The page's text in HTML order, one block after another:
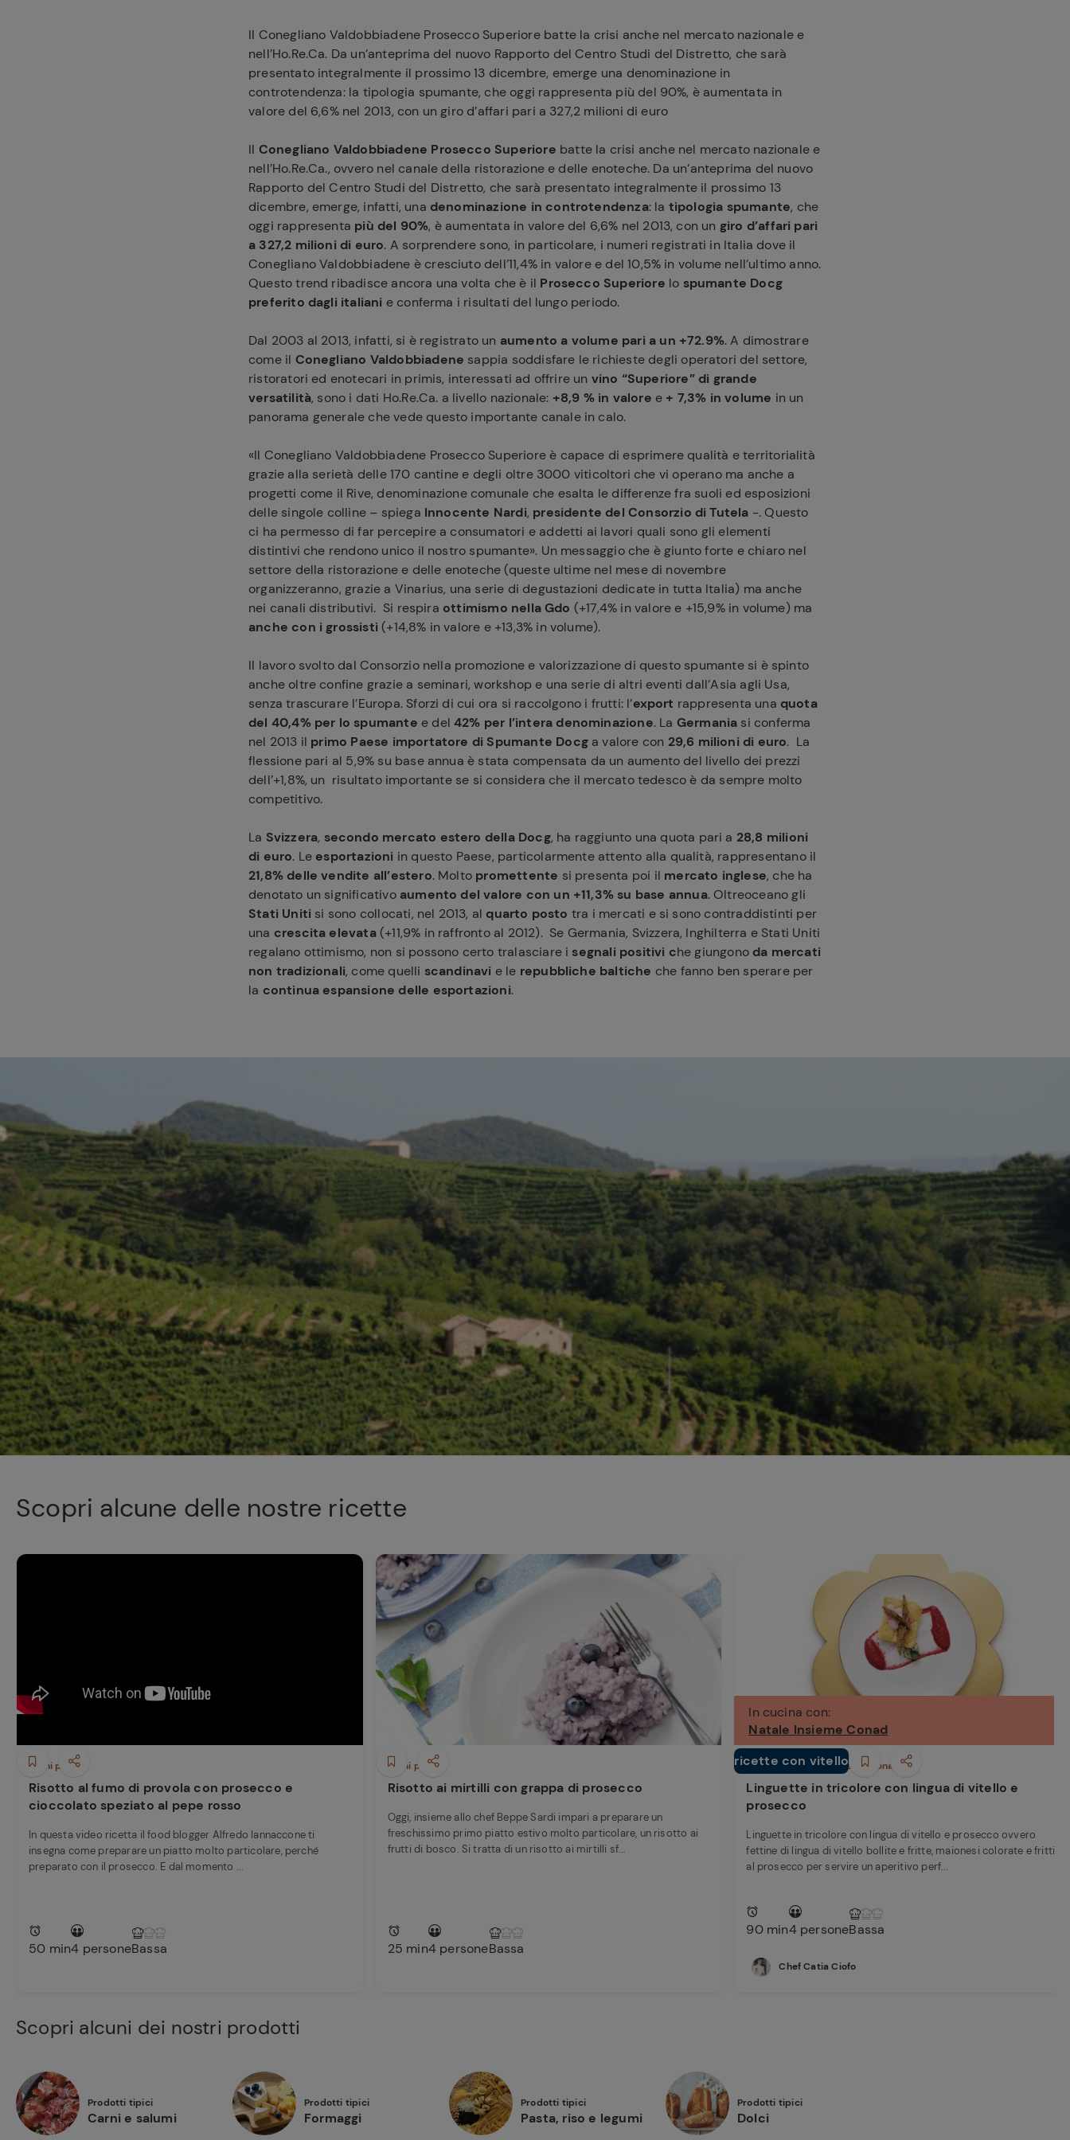
Il Conegliano Valdobbiadene Prosecco Superiore batte la crisi anche nel mercato nazionale e
nell’Ho.Re.Ca. Da un’anteprima del nuovo Rapporto del Centro Studi del Distretto, che sarà
presentato integralmente il prossimo 13 dicembre, emerge una denominazione in
controtendenza: la tipologia spumante, che oggi rappresenta più del 90%, è aumentata in
valore del 6,6% nel 2013, con un giro d’affari pari a 327,2 milioni di euro
Il Conegliano Valdobbiadene Prosecco Superiore batte la crisi anche nel mercato nazionale e
nell’Ho.Re.Ca., ovvero nel canale della ristorazione e delle enoteche. Da un’anteprima del nuovo
Rapporto del Centro Studi del Distretto, che sarà presentato integralmente il prossimo 13
dicembre, emerge, infatti, una denominazione in controtendenza: la tipologia spumante, che
oggi rappresenta più del 90%, è aumentata in valore del 6,6% nel 2013, con un giro d’affari pari
a 327,2 milioni di euro. A sorprendere sono, in particolare, i numeri registrati in Italia dove il
Conegliano Valdobbiadene è cresciuto dell’11,4% in valore e del 10,5% in volume nell’ultimo anno.
Questo trend ribadisce ancora una volta che è il Prosecco Superiore lo spumante Docg
preferito dagli italiani e conferma i risultati del lungo periodo.
Dal 2003 al 2013, infatti, si è registrato un aumento a volume pari a un +72.9%. A dimostrare
come il Conegliano Valdobbiadene sappia soddisfare le richieste degli operatori del settore,
ristoratori ed enotecari in primis, interessati ad offrire un vino “Superiore” di grande
versatilità, sono i dati Ho.Re.Ca. a livello nazionale: +8,9 % in valore e + 7,3% in volume in un
panorama generale che vede questo importante canale in calo.
«Il Conegliano Valdobbiadene Prosecco Superiore è capace di esprimere qualità e territorialità
grazie alla serietà delle 170 cantine e degli oltre 3000 viticoltori che vi operano ma anche a
progetti come il Rive, denominazione comunale che esalta le differenze fra suoli ed esposizioni
delle singole colline – spiega Innocente Nardi, presidente del Consorzio di Tutela -. Questo
ci ha permesso di far percepire a consumatori e addetti ai lavori quali sono gli elementi
distintivi che rendono unico il nostro spumante». Un messaggio che è giunto forte e chiaro nel
settore della ristorazione e delle enoteche (queste ultime nel mese di novembre
organizzeranno, grazie a Vinarius, una serie di degustazioni dedicate in tutta Italia) ma anche
nei canali distributivi. Si respira ottimismo nella Gdo (+17,4% in valore e +15,9% in volume) ma
anche con i grossisti(+14,8% in valore e +13,3% in volume).
Il lavoro svolto dal Consorzio nella promozione e valorizzazione di questo spumante si è spinto
anche oltre confine grazie a seminari, workshop e una serie di altri eventi dall’Asia agli Usa,
senza trascurare l’Europa. Sforzi di cui ora si raccolgono i frutti: l’export rappresenta una quota
del 40,4% per lo spumante e del42% per l’intera denominazione. La Germania si conferma
nel 2013 il primo Paese importatore di Spumante Docg a valore con 29,6 milioni di euro. La
flessione pari al 5,9% su base annua è stata compensata da un aumento del livello dei prezzi
dell’+1,8%, un risultato importante se si considera che il mercato tedesco è da sempre molto
competitivo.
La Svizzera, secondo mercato estero della Docg, ha raggiunto una quota pari a 28,8 milioni
di euro. Le esportazioni in questo Paese, particolarmente attento alla qualità, rappresentano il
21,8% delle vendite all’estero. Molto promettente si presenta poi il mercato inglese, che ha
denotato un significativo aumento del valore con un +11,3% su base annua. Oltreoceano gli
Stati Uniti si sono collocati, nel 2013, al quarto posto tra i mercati e si sono contraddistinti per
una crescita elevata(+11,9% in raffronto al 2012). Se Germania, Svizzera, Inghilterra e Stati Uniti
regalano ottimismo, non si possono certo tralasciare i segnali positivi che giungono da mercati
non tradizionali, come quelli scandinavi e le repubbliche baltiche che fanno ben sperare per
la continua espansione delle esportazioni.
Scopri alcune delle nostre ricette
Primi piatti
Risotto al fumo di provola con prosecco e
cioccolato speziato al pepe rosso
In questa video ricetta il food blogger Alfredo Iannaccone ti
insegna come preparare un piatto molto particolare, perché
preparato con il prosecco. E dal momento ...
50 min4 personeBassa
Primi piatti
Risotto ai mirtilli con grappa di prosecco
Oggi, insieme allo chef Beppe Sardi impari a preparare un
freschissimo primo piatto estivo molto particolare, un risotto ai
frutti di bosco. Si tratta di un risotto ai mirtilli sf...
25 min4 personeBassa
ricette con vitello
In cucina con:
Natale Insieme Conad
Antipasti Natale Insieme Conad
Linguette in tricolore con lingua di vitello e
prosecco
Linguette in tricolore con lingua di vitello e prosecco ovvero
fettine di lingua di vitello bollite e fritte, maionesi colorate e frittini
al prosecco per servire un aperitivo perf...
90 min4 personeBassa
Chef Catia Ciofo
Scopri alcuni dei nostri prodotti
Prodotti tipici
Carni e salumi
Prodotti tipici
Formaggi
Prodotti tipici
Pasta, riso e legumi
Prodotti tipici
Dolci
Ricette preferite